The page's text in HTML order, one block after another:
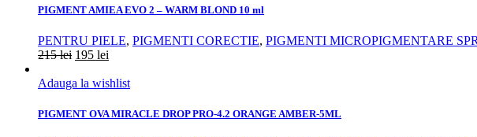
PIGMENT AMIEA EVO 2 – WARM BLOND 10 ml
PENTRU PIELE, PIGMENTI CORECTIE, PIGMENTI MICROPIGMENTARE
215lei 195 lei
Adauga la wishlist
PIGMENT OVA MIRACLE DROP PRO-4.2 ORANGE AMBER-5ML